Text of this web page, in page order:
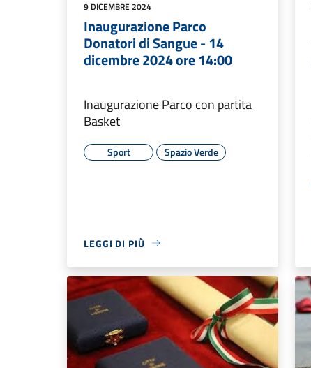
9 DICEMBRE 2024
Inaugurazione Parco
Donatori di Sangue - 14
dicembre 2024 ore 14:00
Inaugurazione Parco con partita
Basket
Sport Spazio Verde
LEGGI DI PIÙ